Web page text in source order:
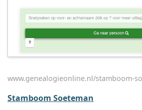
www.genealogieonline.nl/stamboom-
Stamboom Soeteman